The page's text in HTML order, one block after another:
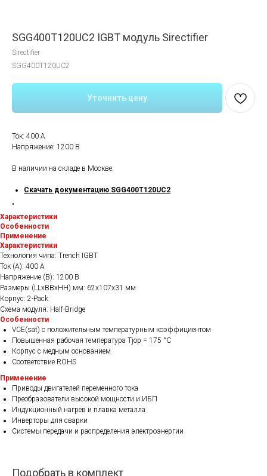
SGG400T120UC2 IGBT модуль Sirectifier
Sirectifier
SGG400T120UC2
Уточнить цену
Ток: 400 A
Напряжение: 1200 В
В наличии на складе в Москве.
Скачать документацию SGG400T120UC2
"
Характеристики
Особенности
Применение
Характеристики
Технология чипа: Trench IGBT
Ток (А): 400 A
Напряжение (В): 1200 В
Размеры (LLxBBxHH) мм: 62х107х31 мм
Корпус: 2-Pack
Схема модуля: Half-Bridge
Особенности
VCE(sat) с положительным температурным коэффициентом
Повышенная рабочая температура Tjop = 175 °C
Корпус с медным основанием
Соответствие ROHS
Применение
Приводы двигателей переменного тока
Преобразователи высокой мощности и ИБП
Индукционный нагрев и плавка металла
Инверторы для сварки
Системы передачи и распределения электроэнергии
Подобрать в комплект